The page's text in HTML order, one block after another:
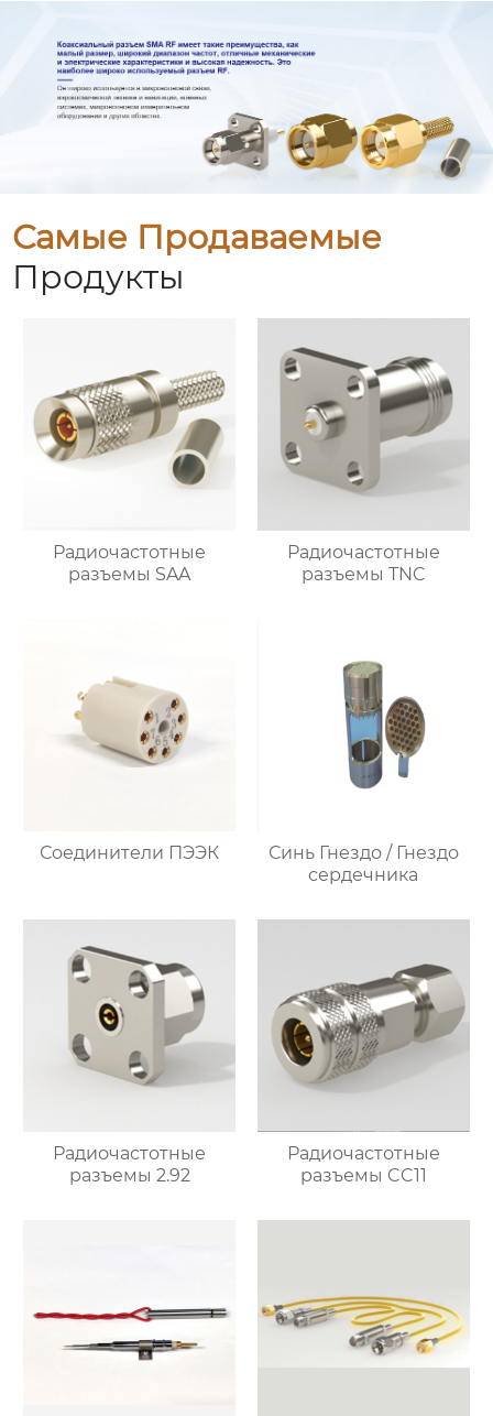
Самые Продаваемые
Продукты
Радиочастотные
разъемы SAA
Радиочастотные
разъемы TNC
Соединители ПЭЭК
Синь Гнездо / Гнездо
сердечника
Радиочастотные
разъемы 2.92
Радиочастотные
разъемы CC11